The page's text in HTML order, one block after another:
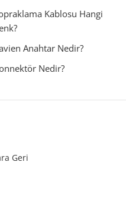
Kablosu Hangi
Anahtar Nedir?
Nedir?
Geri